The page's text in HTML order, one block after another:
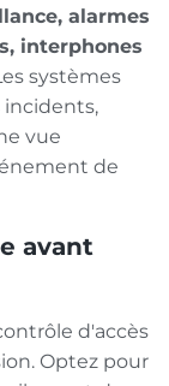
alarmes
interphones
systèmes
incidents,
vue
de
avant
d'accès
Optez pour